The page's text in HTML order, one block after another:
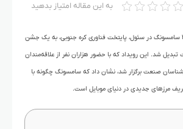
به این مقاله امتیاز بدهید
رویداد گلکسی آنپکد ۲۰۲۴ سامسونگ در سئول، پایتخت فناوری کره جنوبی، به یک جشن
تبدیل شد. این رویداد که با حضور هزاران نفر از علاقه‌مندان
صنعت برگزار شد، نشان داد که سامسونگ چگونه با
مرزهای جدیدی در دنیای موبایل است.